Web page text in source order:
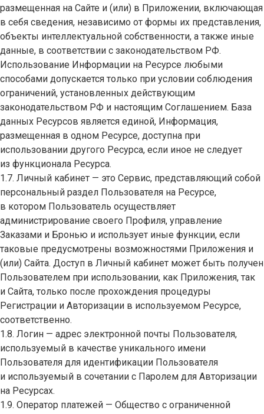
размещенная на Сайте и (или) в Приложении, включающая
в себя сведения, независимо от формы их представления,
объекты интеллектуальной собственности, а также иные
данные, в соответствии с законодательством РФ.
Использование Информации на Ресурсе любыми
способами допускается только при условии соблюдения
ограничений, установленных действующим
законодательством РФ и настоящим Соглашением. База
данных Ресурсов является единой, Информация,
размещенная в одном Ресурсе, доступна при
использовании другого Ресурса, если иное не следует
из функционала Ресурса.
1.7. Личный кабинет — это Сервис, представляющий собой
персональный раздел Пользователя на Ресурсе,
в котором Пользователь осуществляет
администрирование своего Профиля, управление
Заказами и Бронью и использует иные функции, если
таковые предусмотрены возможностями Приложения и
(или) Сайта. Доступ в Личный кабинет может быть получен
Пользователем при использовании, как Приложения, так
и Сайта, только после прохождения процедуры
Регистрации и Авторизации в используемом Ресурсе,
соответственно.
1.8. Логин — адрес электронной почты Пользователя,
используемый в качестве уникального имени
Пользователя для идентификации Пользователя
и используемый в сочетании с Паролем для Авторизации
на Ресурсах.
1.9. Оператор платежей — Общество с ограниченной